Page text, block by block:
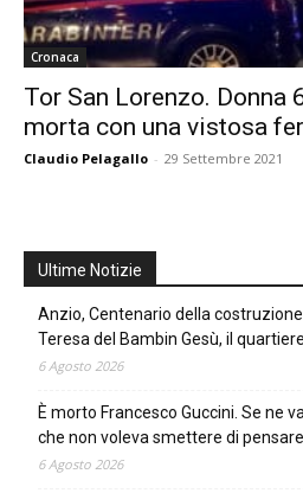
Cronaca
Tor San Lorenzo. Donna
morta con una vistosa
Claudio Pelagallo - 29 Settembre 2021
Ultime Notizie
Anzio, Centenario della
Teresa del Bambin Gesù, il
6 Agosto 2026
È morto Francesco Guccini. Se ne
che non voleva smettere di pensare
6 Agosto 2026